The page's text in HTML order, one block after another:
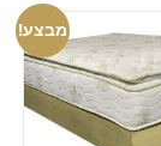
מבצע!